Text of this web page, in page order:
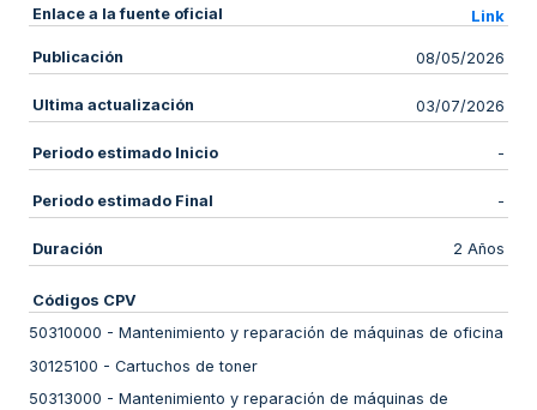
Enlace a la fuente oficial Link
Publicación 08/05/2026
Ultima actualización 03/07/2026
Periodo estimado Inicio -
Periodo estimado Final -
Duración 2 Años
Códigos CPV
50310000 - Mantenimiento y reparación de máquinas de oficina
30125100 - Cartuchos de toner
50313000 - Mantenimiento y reparación de máquinas de